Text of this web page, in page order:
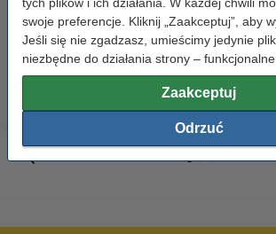
swoje preferencje. Kliknij „Zaakceptuj”, aby
Jeśli się nie zgadzasz, umieścimy jedynie
niezbędne do działania strony –
Zaakceptuj
Odrzuć
2,90 zł z VAT